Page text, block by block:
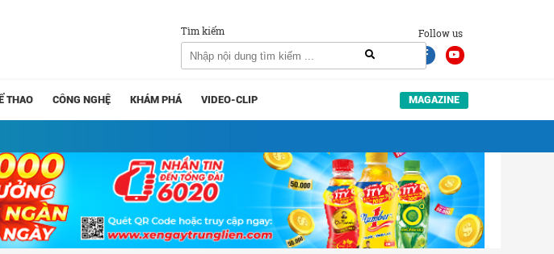
Follow us
Tìm kiếm
THAO CÔNG NGHỆ KHÁM PHÁ VIDEO-CLIP MAGAZINE